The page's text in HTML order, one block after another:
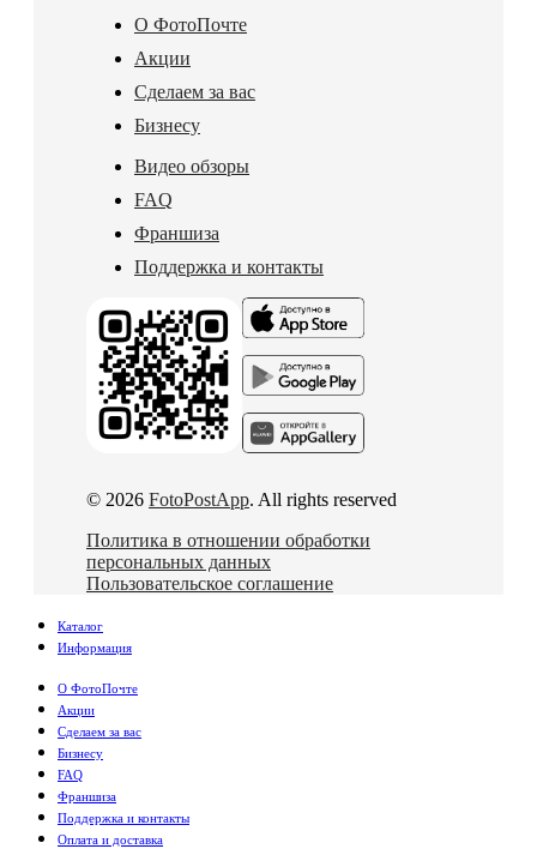
О ФотоПочте
Акции
Сделаем за вас
Бизнесу
Видео обзоры
FAQ
Франшиза
Поддержка и контакты
© 2026 FotoPostApp. All rights reserved
Политика в отношении обработки
персональных данных
Пользовательское соглашение
Каталог
Информация
О ФотоПочте
Акции
Сделаем за вас
Бизнесу
FAQ
Франшиза
Поддержка и контакты
Оплата и доставка